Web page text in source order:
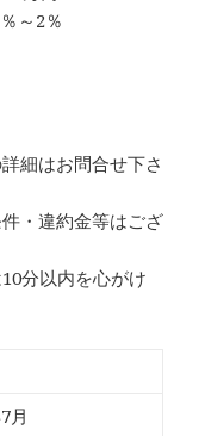
～2％
細はお問合せ下さ
・違約金等はござ
分以内を心がけ
月